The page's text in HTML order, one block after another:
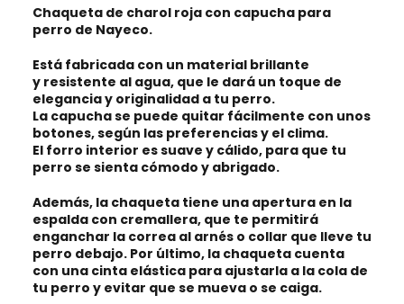
Chaqueta de charol roja con capucha para
perro de Nayeco.
Está fabricada con un material brillante
y resistente al agua, que le dará un toque de
elegancia y originalidad a tu perro.
La capuchase puede quitar fácilmente con unos
botones, según las preferencias y el clima.
El forro interior es suave y cálido, para que tu
perro se sienta cómodo y abrigado.
Además, la chaqueta tiene una apertura en la
espalda con cremallera, que te permitirá
enganchar la correa al arnés o collar que lleve tu
perro debajo. Por último, la chaqueta cuenta
con una cinta elástica para ajustarla a la cola de
tu perro y evitar que se mueva o se caiga.